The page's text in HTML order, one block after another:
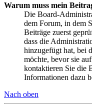
Warum muss mein
Die Board-
dem Forum, in dem
Beiträge zuerst
dass die
hinzugefügt hat, bei
möchte, bevor sie
kontaktieren Sie die
Informationen dazu
Nach oben